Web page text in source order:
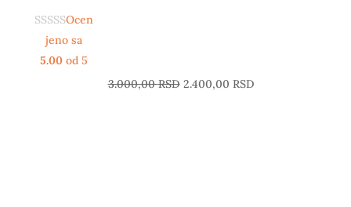
Ocen
jeno sa
5.00 od 5
3.000,00RSD 2.400,00 RSD